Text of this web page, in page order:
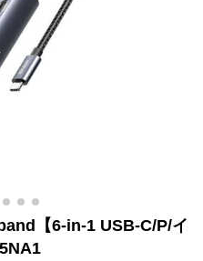
【6-in-1 USB-C/P/イ